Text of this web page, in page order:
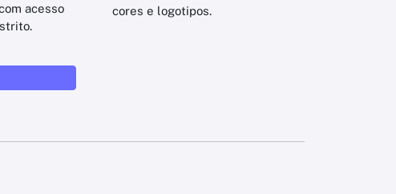
acesso
cores e logotipos.